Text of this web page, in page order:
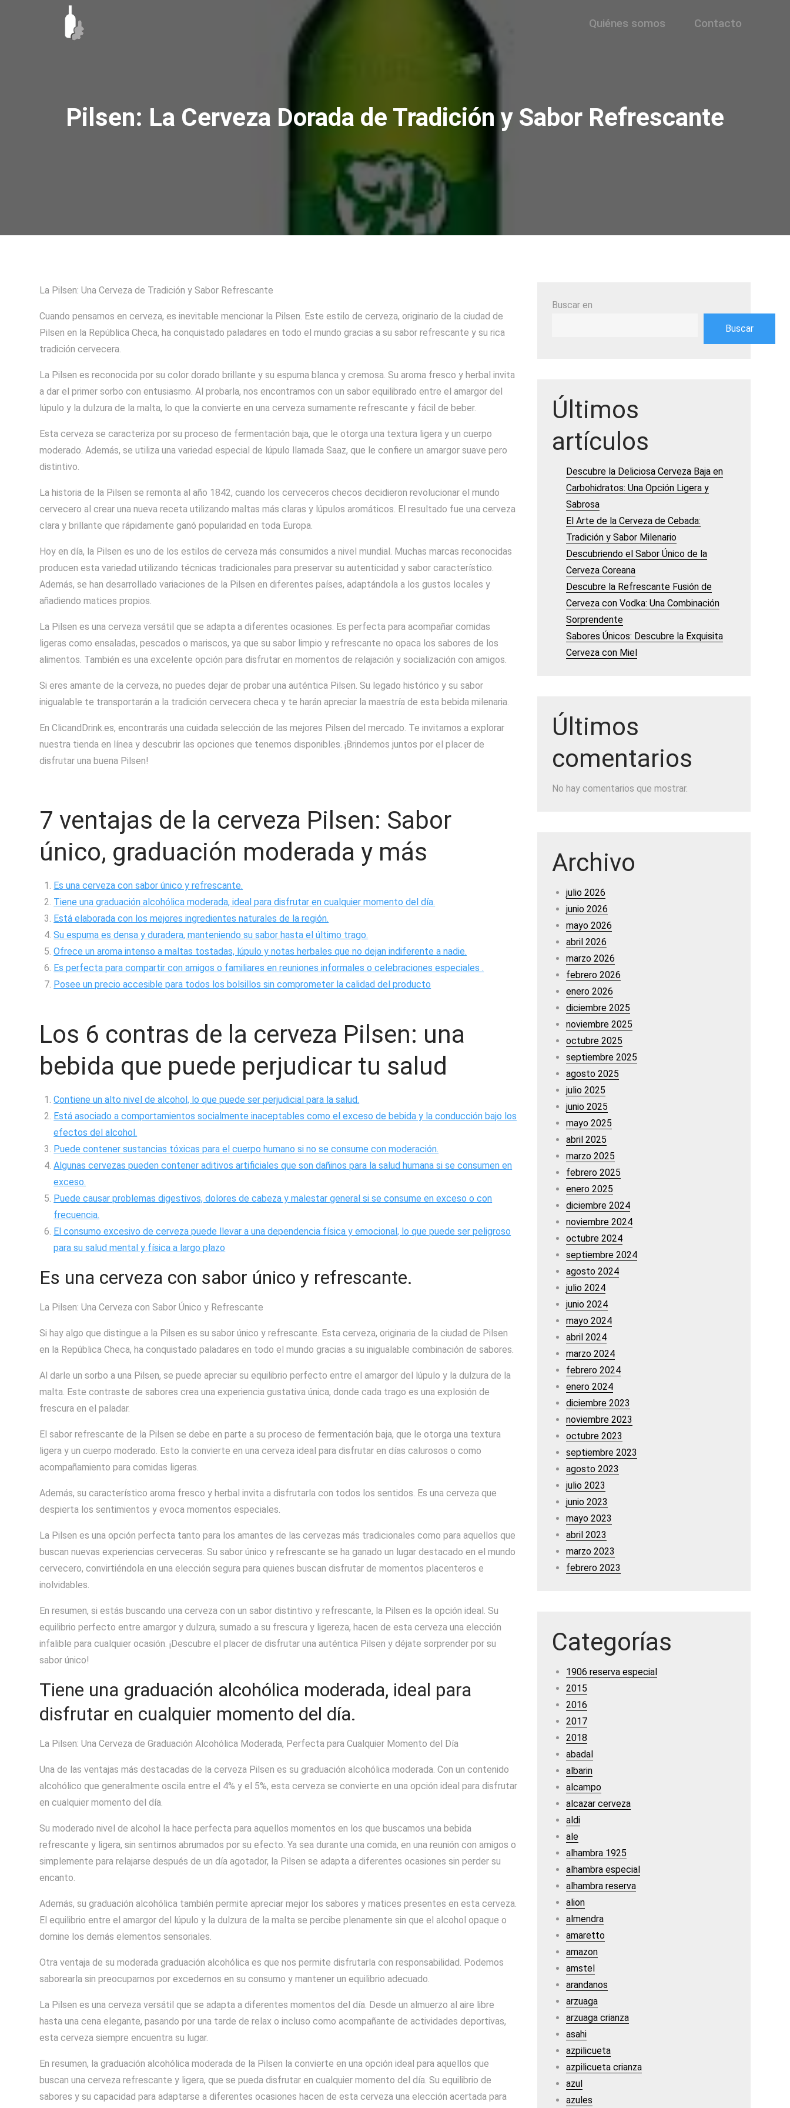
Quiénes somos Contacto
Pilsen: La Cerveza Dorada de Tradición y Sabor Refrescante
La Pilsen: Una Cerveza de Tradición y Sabor Refrescante
Cuando pensamos en cerveza, es inevitable mencionar la Pilsen. Este estilo de cerveza, originario de la ciudad de
Pilsen en la República Checa, ha conquistado paladares en todo el mundo gracias a su sabor refrescante y su rica
tradición cervecera.
La Pilsen es reconocida por su color dorado brillante y su espuma blanca y cremosa. Su aroma fresco y herbal invita
a dar el primer sorbo con entusiasmo. Al probarla, nos encontramos con un sabor equilibrado entre el amargor del
lúpulo y la dulzura de la malta, lo que la convierte en una cerveza sumamente refrescante y fácil de beber.
Esta cerveza se caracteriza por su proceso de fermentación baja, que le otorga una textura ligera y un cuerpo
moderado. Además, se utiliza una variedad especial de lúpulo llamada Saaz, que le confiere un amargor suave pero
distintivo.
La historia de la Pilsen se remonta al año 1842, cuando los cerveceros checos decidieron revolucionar el mundo
cervecero al crear una nueva receta utilizando maltas más claras y lúpulos aromáticos. El resultado fue una cerveza
clara y brillante que rápidamente ganó popularidad en toda Europa.
Hoy en día, la Pilsen es uno de los estilos de cerveza más consumidos a nivel mundial. Muchas marcas reconocidas
producen esta variedad utilizando técnicas tradicionales para preservar su autenticidad y sabor característico.
Además, se han desarrollado variaciones de la Pilsen en diferentes países, adaptándola a los gustos locales y
añadiendo matices propios.
La Pilsen es una cerveza versátil que se adapta a diferentes ocasiones. Es perfecta para acompañar comidas
ligeras como ensaladas, pescados o mariscos, ya que su sabor limpio y refrescante no opaca los sabores de los
alimentos. También es una excelente opción para disfrutar en momentos de relajación y socialización con amigos.
Si eres amante de la cerveza, no puedes dejar de probar una auténtica Pilsen. Su legado histórico y su sabor
inigualable te transportarán a la tradición cervecera checa y te harán apreciar la maestría de esta bebida milenaria.
En ClicandDrink.es, encontrarás una cuidada selección de las mejores Pilsen del mercado. Te invitamos a explorar
nuestra tienda en línea y descubrir las opciones que tenemos disponibles. ¡Brindemos juntos por el placer de
disfrutar una buena Pilsen!
7 ventajas de la cerveza Pilsen: Sabor
único, graduación moderada y más
Es una cerveza con sabor único y refrescante.
Tiene una graduación alcohólica moderada, ideal para disfrutar en cualquier momento del día.
Está elaborada con los mejores ingredientes naturales de la región.
Su espuma es densa y duradera, manteniendo su sabor hasta el último trago.
Ofrece un aroma intenso a maltas tostadas, lúpulo y notas herbales que no dejan indiferente a nadie.
Es perfecta para compartir con amigos o familiares en reuniones informales o celebraciones especiales .
Posee un precio accesible para todos los bolsillos sin comprometer la calidad del producto
Los 6 contras de la cerveza Pilsen: una
bebida que puede perjudicar tu salud
Contiene un alto nivel de alcohol, lo que puede ser perjudicial para la salud.
Está asociado a comportamientos socialmente inaceptables como el exceso de bebida y la conducción bajo los
efectos del alcohol.
Puede contener sustancias tóxicas para el cuerpo humano si no se consume con moderación.
Algunas cervezas pueden contener aditivos artificiales que son dañinos para la salud humana si se consumen en
exceso.
Puede causar problemas digestivos, dolores de cabeza y malestar general si se consume en exceso o con
frecuencia.
El consumo excesivo de cerveza puede llevar a una dependencia física y emocional, lo que puede ser peligroso
para su salud mental y física a largo plazo
Es una cerveza con sabor único y refrescante.
La Pilsen: Una Cerveza con Sabor Único y Refrescante
Si hay algo que distingue a la Pilsen es su sabor único y refrescante. Esta cerveza, originaria de la ciudad de Pilsen
en la República Checa, ha conquistado paladares en todo el mundo gracias a su inigualable combinación de sabores.
Al darle un sorbo a una Pilsen, se puede apreciar su equilibrio perfecto entre el amargor del lúpulo y la dulzura de la
malta. Este contraste de sabores crea una experiencia gustativa única, donde cada trago es una explosión de
frescura en el paladar.
El sabor refrescante de la Pilsen se debe en parte a su proceso de fermentación baja, que le otorga una textura
ligera y un cuerpo moderado. Esto la convierte en una cerveza ideal para disfrutar en días calurosos o como
acompañamiento para comidas ligeras.
Además, su característico aroma fresco y herbal invita a disfrutarla con todos los sentidos. Es una cerveza que
despierta los sentimientos y evoca momentos especiales.
La Pilsen es una opción perfecta tanto para los amantes de las cervezas más tradicionales como para aquellos que
buscan nuevas experiencias cerveceras. Su sabor único y refrescante se ha ganado un lugar destacado en el mundo
cervecero, convirtiéndola en una elección segura para quienes buscan disfrutar de momentos placenteros e
inolvidables.
En resumen, si estás buscando una cerveza con un sabor distintivo y refrescante, la Pilsen es la opción ideal. Su
equilibrio perfecto entre amargor y dulzura, sumado a su frescura y ligereza, hacen de esta cerveza una elección
infalible para cualquier ocasión. ¡Descubre el placer de disfrutar una auténtica Pilsen y déjate sorprender por su
sabor único!
Tiene una graduación alcohólica moderada, ideal para
disfrutar en cualquier momento del día.
La Pilsen: Una Cerveza de Graduación Alcohólica Moderada, Perfecta para Cualquier Momento del Día
Una de las ventajas más destacadas de la cerveza Pilsen es su graduación alcohólica moderada. Con un contenido
alcohólico que generalmente oscila entre el 4% y el 5%, esta cerveza se convierte en una opción ideal para disfrutar
en cualquier momento del día.
Su moderado nivel de alcohol la hace perfecta para aquellos momentos en los que buscamos una bebida
refrescante y ligera, sin sentirnos abrumados por su efecto. Ya sea durante una comida, en una reunión con amigos o
simplemente para relajarse después de un día agotador, la Pilsen se adapta a diferentes ocasiones sin perder su
encanto.
Además, su graduación alcohólica también permite apreciar mejor los sabores y matices presentes en esta cerveza.
El equilibrio entre el amargor del lúpulo y la dulzura de la malta se percibe plenamente sin que el alcohol opaque o
domine los demás elementos sensoriales.
Otra ventaja de su moderada graduación alcohólica es que nos permite disfrutarla con responsabilidad. Podemos
saborearla sin preocuparnos por excedernos en su consumo y mantener un equilibrio adecuado.
La Pilsen es una cerveza versátil que se adapta a diferentes momentos del día. Desde un almuerzo al aire libre
hasta una cena elegante, pasando por una tarde de relax o incluso como acompañante de actividades deportivas,
esta cerveza siempre encuentra su lugar.
En resumen, la graduación alcohólica moderada de la Pilsen la convierte en una opción ideal para aquellos que
buscan una cerveza refrescante y ligera, que se pueda disfrutar en cualquier momento del día. Su equilibrio de
sabores y su capacidad para adaptarse a diferentes ocasiones hacen de esta cerveza una elección acertada para
Buscar en
Buscar
Últimos
artículos
Descubre la Deliciosa Cerveza Baja en
Carbohidratos: Una Opción Ligera y
Sabrosa
El Arte de la Cerveza de Cebada:
Tradición y Sabor Milenario
Descubriendo el Sabor Único de la
Cerveza Coreana
Descubre la Refrescante Fusión de
Cerveza con Vodka: Una Combinación
Sorprendente
Sabores Únicos: Descubre la Exquisita
Cerveza con Miel
Últimos
comentarios
No hay comentarios que mostrar.
Archivo
julio 2026
junio 2026
mayo 2026
abril 2026
marzo 2026
febrero 2026
enero 2026
diciembre 2025
noviembre 2025
octubre 2025
septiembre 2025
agosto 2025
julio 2025
junio 2025
mayo 2025
abril 2025
marzo 2025
febrero 2025
enero 2025
diciembre 2024
noviembre 2024
octubre 2024
septiembre 2024
agosto 2024
julio 2024
junio 2024
mayo 2024
abril 2024
marzo 2024
febrero 2024
enero 2024
diciembre 2023
noviembre 2023
octubre 2023
septiembre 2023
agosto 2023
julio 2023
junio 2023
mayo 2023
abril 2023
marzo 2023
febrero 2023
Categorías
1906 reserva especial
2015
2016
2017
2018
abadal
albarin
alcampo
alcazar cerveza
aldi
ale
alhambra 1925
alhambra especial
alhambra reserva
alion
almendra
amaretto
amazon
amstel
arandanos
arzuaga
arzuaga crianza
asahi
azpilicueta
azpilicueta crianza
azul
azules